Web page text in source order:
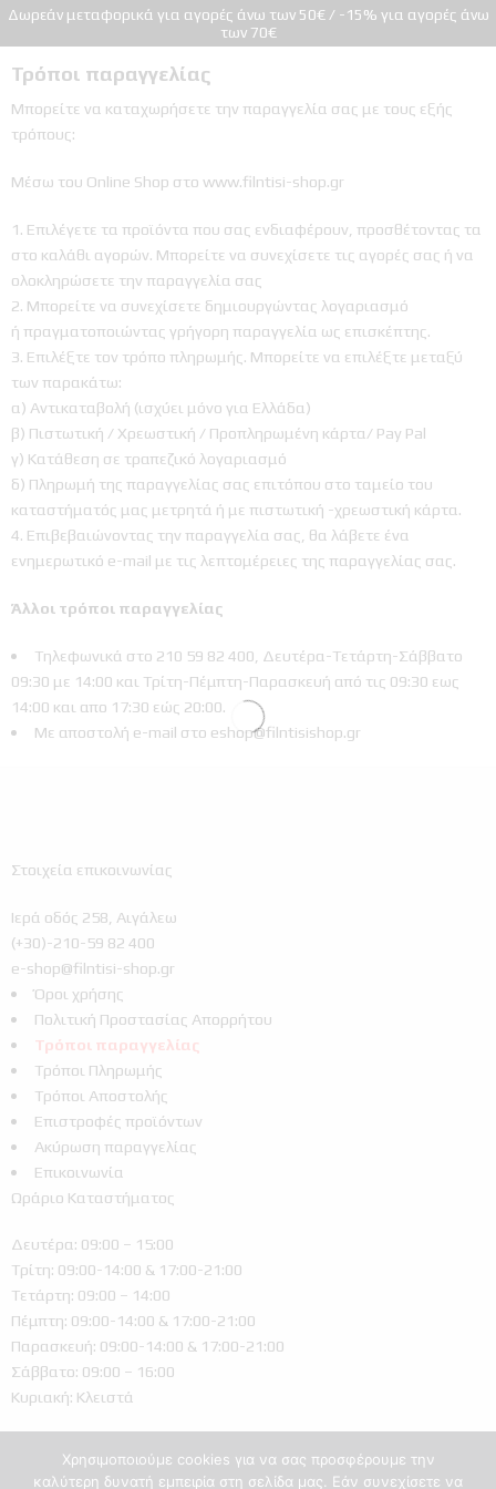
Δωρεάν μεταφορικά για αγορές άνω των 50€ / -15% για αγορές άνω
των 70€
Τρόποι παραγγελίας
Μπορείτε να καταχωρήσετε την παραγγελία σας με τους εξής
τρόπους:
Μέσω του Online Shop στο www.filntisi-shop.gr
Επιλέγετε τα προϊόντα που σας ενδιαφέρουν, προσθέτοντας τα
στο καλάθι αγορών. Μπορείτε να συνεχίσετε τις αγορές σας ή να
ολοκληρώσετε την παραγγελία σας
Μπορείτε να συνεχίσετε δημιουργώντας λογαριασμό
ή πραγματοποιώντας γρήγορη παραγγελία ως επισκέπτης.
Επιλέξτε τον τρόπο πληρωμής. Μπορείτε να επιλέξτε μεταξύ
των παρακάτω:
α) Αντικαταβολή (ισχύει μόνο για Ελλάδα)
β) Πιστωτική / Χρεωστική / Προπληρωμένη κάρτα/ Pay Pal
γ) Κατάθεση σε τραπεζικό λογαριασμό
δ) Πληρωμή της παραγγελίας σας επιτόπου στο ταμείο του
καταστήματός μας μετρητά ή με πιστωτική -χρεωστική κάρτα.
Επιβεβαιώνοντας την παραγγελία σας, θα λάβετε ένα
ενημερωτικό e-mail με τις λεπτομέρειες της παραγγελίας σας.
Άλλοι τρόποι παραγγελίας
Τηλεφωνικά στο 210 59 82 400, Δευτέρα-Τετάρτη-Σάββατο
09:30 με 14:00 και Τρίτη-Πέμπτη-Παρασκευή από τις 09:30 εως
14:00 και απο 17:30 εώς 20:00.
Με αποστολή e-mail στο eshop@filntisishop.gr
Στοιχεία επικοινωνίας
Ιερά οδός 258, Αιγάλεω
(+30)-210-59 82 400
e-shop@filntisi-shop.gr
Όροι χρήσης
Πολιτική Προστασίας Απορρήτου
Τρόποι παραγγελίας
Τρόποι Πληρωμής
Τρόποι Αποστολής
Επιστροφές προϊόντων
Ακύρωση παραγγελίας
Επικοινωνία
Ωράριο Καταστήματος
Δευτέρα: 09:00 – 15:00
Τρίτη: 09:00-14:00 & 17:00-21:00
Τετάρτη: 09:00 – 14:00
Πέμπτη: 09:00-14:00 & 17:00-21:00
Παρασκευή: 09:00-14:00 & 17:00-21:00
Σάββατο: 09:00 – 16:00
Κυριακή: Κλειστά
Χρησιμοποιούμε cookies για να σας προσφέρουμε την
καλύτερη δυνατή εμπειρία στη σελίδα μας. Εάν συνεχίσετε να